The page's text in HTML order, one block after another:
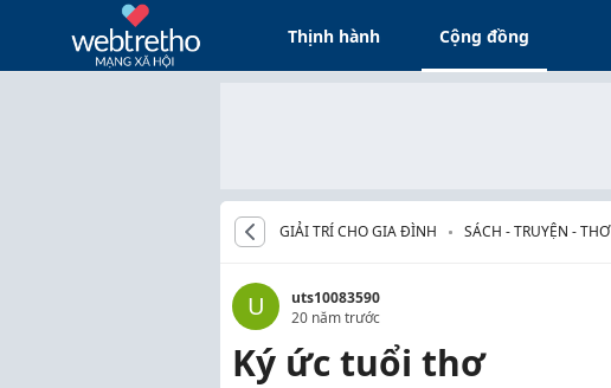
Thịnh hành Cộng đồng
GIẢI TRÍ CHO GIA ĐÌNH SÁCH - TRUYỆN - THƠ
U
uts10083590
20 năm trước
Ký ức tuổi thơ